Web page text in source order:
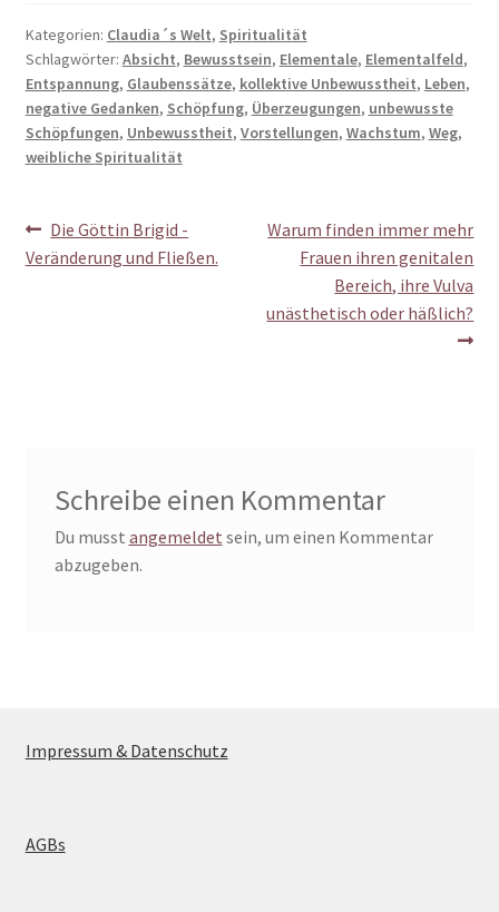
Kategorien: Claudia´s Welt, Spiritualität
Schlagwörter: Absicht, Bewusstsein, Elementale, Elementalfeld,
Entspannung, Glaubenssätze, kollektive Unbewusstheit, Leben,
negative Gedanken, Schöpfung, Überzeugungen, unbewusste
Schöpfungen, Unbewusstheit, Vorstellungen, Wachstum, Weg,
weibliche Spiritualität
Beitragsnavigation
Vorheriger
Beitrag:
Die Göttin Brigid -
Veränderung und Fließen.
Nächster
Beitrag:
Warum finden immer mehr
Frauen ihren genitalen
Bereich, ihre Vulva
unästhetisch oder häßlich?
Schreibe einen Kommentar
Du musst angemeldet sein, um einen Kommentar
abzugeben.
Impressum & Datenschutz
AGBs